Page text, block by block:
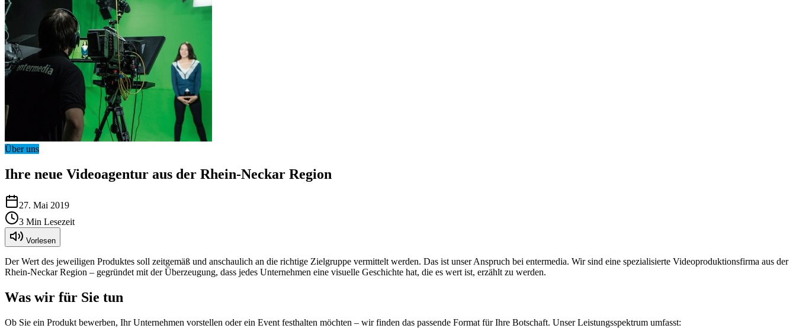
Über uns
Ihre neue Videoagentur aus der Rhein-Neckar Region
27. Mai 2019
3 Min Lesezeit
Vorlesen
Der Wert des jeweiligen Produktes soll zeitgemäß und anschaulich an die richtige Zielgruppe vermittelt werden. Das ist unser Anspruch bei entermedia. Wir sind eine spezialisierte Videoproduktionsfirma aus der
Rhein-Neckar Region – gegründet mit der Überzeugung, dass jedes Unternehmen eine visuelle Geschichte hat, die es wert ist, erzählt zu werden.
Was wir für Sie tun
Ob Sie ein Produkt bewerben, Ihr Unternehmen vorstellen oder ein Event festhalten möchten – wir finden das passende Format für Ihre Botschaft. Unser Leistungsspektrum umfasst: